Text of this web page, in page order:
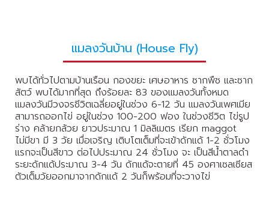
แมลงวันบ้าน (House Fly)
พบได้ทั่วไปตามบ้านเรือน กองขยะ เศษอาหาร ซากพืช และซาก
สัตว์ พบได้มากที่สุด ถึงร้อยละ 83 ของแมลงวันทั้งหมด
แมลงวันมีวงจรชีวิตเฉลี่ยอยู่ในช่วง 6-12 วัน แมลงวันเพศเมีย
สามารถออกไข่ อยู่ในช่วง 100-200 ฟอง ในช่วงชีวิต ไข่รูป
ร่าง คล้ายกล้วย ยาวประมาณ 1 มิลลิเมตร เรียก maggot
ไม่มีขา มี 3 วัย เมื่อเจริญ เติบโตเต็มที่จะเข้าดักแด้ 1-2 ชั่วโมง
แรกจะเป็นสีขาว ต่อไปประมาณ 24 ชั่วโมง จะ เป็นสีน้ำตาลดำ
ระยะดักแด้ประมาณ 3-4 วัน ดักแด้จะตายที่ 45 องศาเซลเซียส
ตัวเต็มวัยออกมาจากดักแด้ 2 วันก็พร้อมที่จะวางไข่